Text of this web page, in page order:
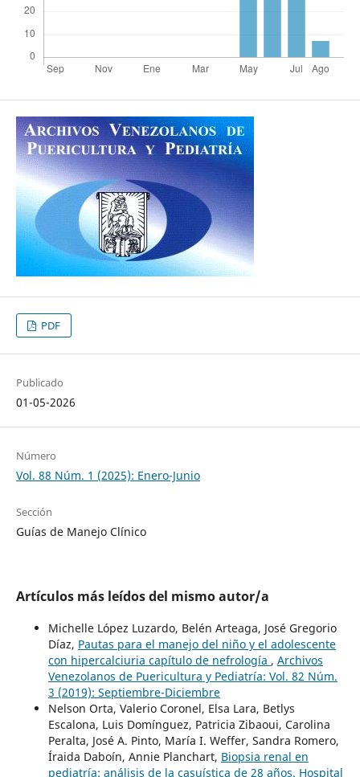
PDF
Publicado
01-05-2026
Número
Vol. 88 Núm. 1 (2025): Enero-Junio
Sección
Guías de Manejo Clínico
Artículos más leídos del mismo autor/a
Michelle López Luzardo, Belén Arteaga, José Gregorio
Díaz, Pautas para el manejo del niño y el adolescente
con hipercalciuria capítulo de nefrología , Archivos
Venezolanos de Puericultura y Pediatría: Vol. 82 Núm.
3 (2019): Septiembre-Diciembre
Nelson Orta, Valerio Coronel, Elsa Lara, Betlys
Escalona, Luis Domínguez, Patricia Zibaoui, Carolina
Peralta, José A. Pinto, María I. Weffer, Sandra Romero,
Íraida Daboín, Annie Planchart, Biopsia renal en
pediatría: análisis de la casuística de 28 años. Hospital